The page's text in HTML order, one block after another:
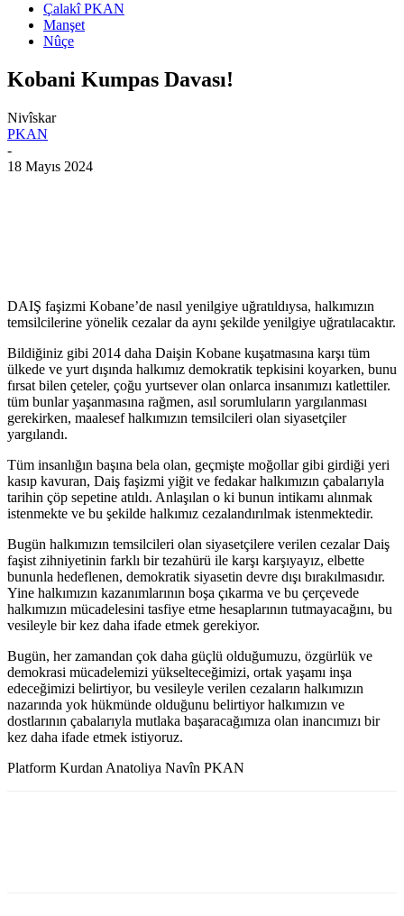
Çalakî PKAN
Manşet
Nûçe
Kobani Kumpas Davası!
Nivîskar
PKAN
-
18 Mayıs 2024
DAIŞ faşizmi Kobane’de nasıl yenilgiye uğratıldıysa, halkımızın
temsilcilerine yönelik cezalar da aynı şekilde yenilgiye uğratılacaktır.
Bildiğiniz gibi 2014 daha Daişin Kobane kuşatmasına karşı tüm
ülkede ve yurt dışında halkımız demokratik tepkisini koyarken, bunu
fırsat bilen çeteler, çoğu yurtsever olan onlarca insanımızı katlettiler.
tüm bunlar yaşanmasına rağmen, asıl sorumluların yargılanması
gerekirken, maalesef halkımızın temsilcileri olan siyasetçiler
yargılandı.
Tüm insanlığın başına bela olan, geçmişte moğollar gibi girdiği yeri
kasıp kavuran, Daiş faşizmi yiğit ve fedakar halkımızın çabalarıyla
tarihin çöp sepetine atıldı. Anlaşılan o ki bunun intikamı alınmak
istenmekte ve bu şekilde halkımız cezalandırılmak istenmektedir.
Bugün halkımızın temsilcileri olan siyasetçilere verilen cezalar Daiş
faşist zihniyetinin farklı bir tezahürü ile karşı karşıyayız, elbette
bununla hedeflenen, demokratik siyasetin devre dışı bırakılmasıdır.
Yine halkımızın kazanımlarının boşa çıkarma ve bu çerçevede
halkımızın mücadelesini tasfiye etme hesaplarının tutmayacağını, bu
vesileyle bir kez daha ifade etmek gerekiyor.
Bugün, her zamandan çok daha güçlü olduğumuzu, özgürlük ve
demokrasi mücadelemizi yükselteceğimizi, ortak yaşamı inşa
edeceğimizi belirtiyor, bu vesileyle verilen cezaların halkımızın
nazarında yok hükmünde olduğunu belirtiyor halkımızın ve
dostlarının çabalarıyla mutlaka başaracağımıza olan inancımızı bir
kez daha ifade etmek istiyoruz.
Platform Kurdan Anatoliya Navîn PKAN